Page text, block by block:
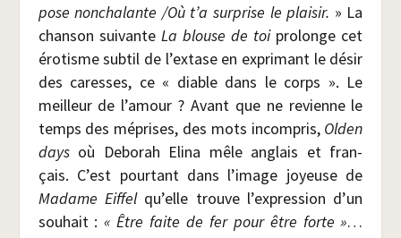
pose non­cha­lante /​Où t’a sur­prise le plai­sir. » La
chan­son sui­vante La blouse de toi pro­longe cet
éro­tisme sub­til de l’extase en expri­mant le désir
des caresses, ce « diable dans le corps ». Le
meilleur de l’amour ? Avant que ne revienne le
temps des méprises, des mots incom­pris, Olden
daysoù Debo­rah Eli­na mêle anglais et fran­
çais. C’est pour­tant dans l’image joyeuse de
Madame Eif­felqu’elle trouve l’expression d’un
sou­hait :« Être faite de fer pour être forte »…